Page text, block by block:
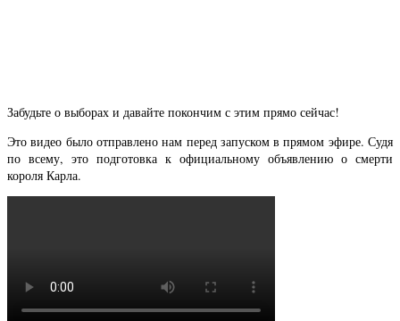
Забудьте о выборах и давайте покончим с этим прямо сейчас!
Это видео было отправлено нам перед запуском в прямом эфире. Судя
по всему, это подготовка к официальному объявлению о смерти
короля Карла.